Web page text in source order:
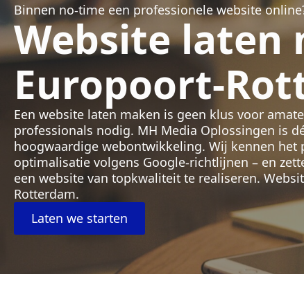
Binnen no-time een professionele website
Website laten
Europoort-
Een website laten maken is geen klus voor
professionals nodig. MH Media Oplossingen is
hoogwaardige webontwikkeling. Wij kennen het
optimalisatie volgens Google-richtlijnen – en
een website van topkwaliteit te realiseren.
Rotterdam.
Laten we starten